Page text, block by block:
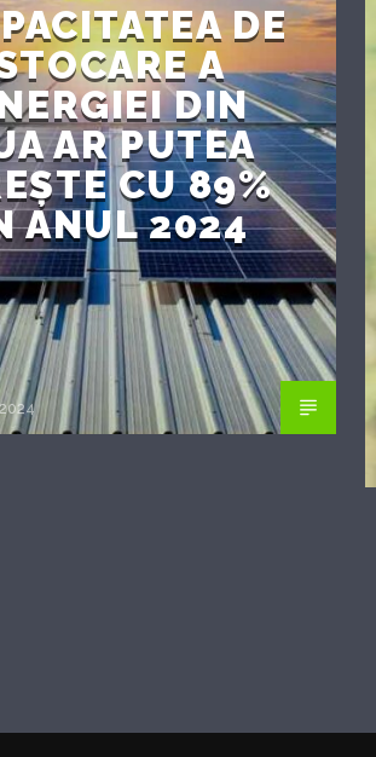
DE
A
DIN
AR PUTEA
CU 89%
ANUL 2024